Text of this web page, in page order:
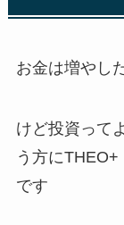
お金は増やし
けど投資って
う方にTHEO+
です